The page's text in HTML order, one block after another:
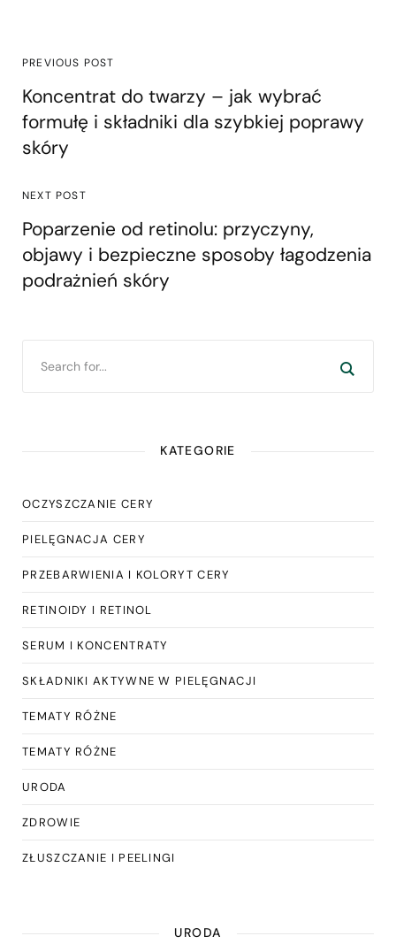
PREVIOUS POST
Koncentrat do twarzy – jak wybrać
formułę i składniki dla szybkiej poprawy
skóry
NEXT POST
Poparzenie od retinolu: przyczyny,
objawy i bezpieczne sposoby łagodzenia
podrażnień skóry
KATEGORIE
OCZYSZCZANIE CERY
PIELĘGNACJA CERY
PRZEBARWIENIA I KOLORYT CERY
RETINOIDY I RETINOL
SERUM I KONCENTRATY
SKŁADNIKI AKTYWNE W PIELĘGNACJI
TEMATY RÓŻNE
TEMATY RÓŻNE
URODA
ZDROWIE
ZŁUSZCZANIE I PEELINGI
URODA